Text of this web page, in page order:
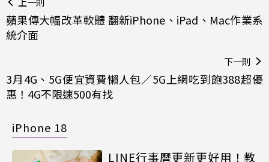
蘋果傳大幅改革軟體 翻新iPhone、iPad、Mac作業系
統介面
下一則
3月4G、5G便宜資費懶人包／5G上網吃到飽388超優
惠！4G不限速500有找
iPhone 18
LINE行事曆更新更好用！教